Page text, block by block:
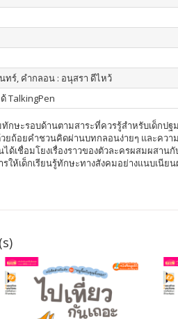
ทร์, คำกลอน : อนุสรา ดีไหว้
TalkingPen
กษะรอบด้านตามสาระที่ควรรู้สำหรับเด็กปฐ
ถ้อยคำชวนคิดผ่านบทกลอนง่ายๆ และคว
ชื่อมโยงเรื่องราวของตัวละครผสมผสานกั
ห้เด็กเรียนรู้ทักษะทางสังคมอย่างแนบเนี